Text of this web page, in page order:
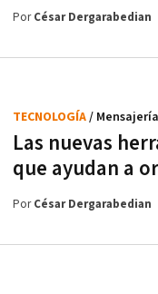
PorCésar Dergarabedian
Las nuevas
que ayudan a
TECNOLOGÍA/
PorCésar Dergarabedian